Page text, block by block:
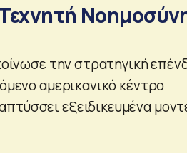
την στρατηγική
αμερικανικό κέντρο
εξειδικευμένα